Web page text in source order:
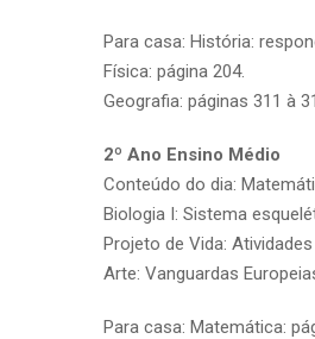
Para casa: História:
Física: página 204.
Geografia: páginas 311 à
2º Ano Ensino Médio
Conteúdo do dia:
Biologia I: Sistema
Projeto de Vida:
Arte: Vanguardas
Para casa: Matemática: